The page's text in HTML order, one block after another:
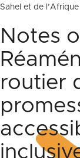
Sahel et de
Notes
routier